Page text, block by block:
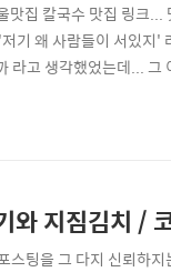
집 칼국수 맛집 링크
기 왜 사람들이 서있지
라고 생각했었는데...
집을 싫어해서... 주말
와 지짐김치 /
스팅을 그 다지 신뢰하